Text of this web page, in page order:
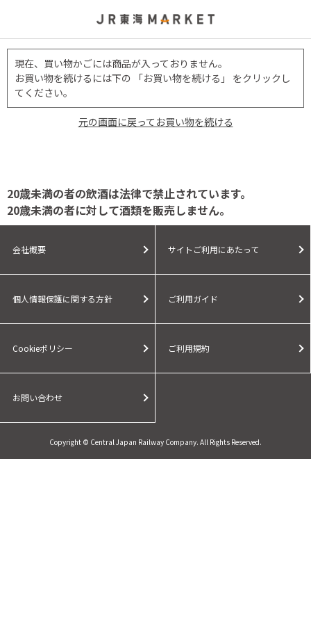
現在、買い物かごには商品が入っておりません。
お買い物を続けるには下の 「お買い物を続ける」 をクリックし
てください。
元の画面に戻ってお買い物を続ける
20歳未満の者の飲酒は法律で禁止されています。
20歳未満の者に対して酒類を販売しません。
会社概要 サイトご利用にあたって
個人情報保護に関する方針 ご利用ガイド
Cookieポリシー ご利用規約
お問い合わせ
Copyright © Central Japan Railway Company. All Rights Reserved.